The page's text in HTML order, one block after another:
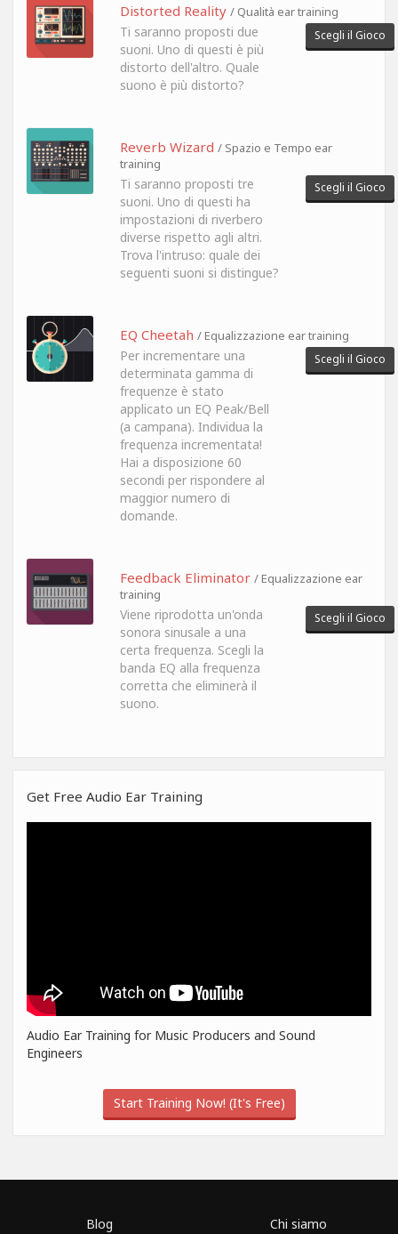
Distorted Reality / Qualità ear training
Ti saranno proposti due
suoni. Uno di questi è più
distorto dell'altro. Quale
suono è più distorto?
Scegli il Gioco
Reverb Wizard / Spazio e Tempo ear
training
Ti saranno proposti tre
suoni. Uno di questi ha
impostazioni di riverbero
diverse rispetto agli altri.
Trova l'intruso: quale dei
seguenti suoni si distingue?
Scegli il Gioco
EQ Cheetah / Equalizzazione ear training
Per incrementare una
determinata gamma di
frequenze è stato
applicato un EQ Peak/Bell
(a campana). Individua la
frequenza incrementata!
Hai a disposizione 60
secondi per rispondere al
maggior numero di
domande.
Scegli il Gioco
Feedback Eliminator / Equalizzazione ear
training
Viene riprodotta un'onda
sonora sinusale a una
certa frequenza. Scegli la
banda EQ alla frequenza
corretta che eliminerà il
suono.
Scegli il Gioco
Get Free Audio Ear Training
Audio Ear Training for Music Producers and Sound
Engineers
Start Training Now! (It's Free)
Blog Chi siamo